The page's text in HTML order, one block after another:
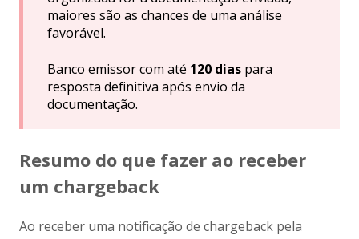
maiores são as chances de uma análise
favorável.
Banco emissor com até 120 dias para
resposta definitiva após envio da
documentação.
Resumo do que fazer ao receber
um chargeback
Ao receber uma notificação de chargeback pela